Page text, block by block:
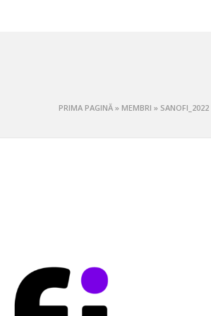
PRIMA PAGINĂ » MEMBRI » SANOFI_2022